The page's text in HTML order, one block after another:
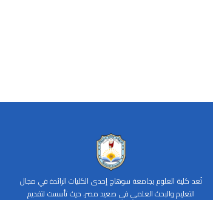
تُعد كلية العلوم بجامعة سوهاج إحدى الكليات الرائدة في مجال
التعليم والبحث العلمي في صعيد مصر، حيث تأسست لتقديم